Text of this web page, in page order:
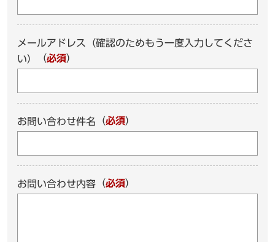
メールアドレス（確認のためもう一度入力してくださ
い）
（必須）
お問い合わせ件名 （必須）
お問い合わせ内容 （必須）